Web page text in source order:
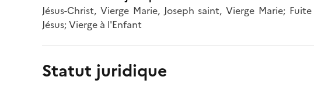
Jésus-Christ, Vierge Marie, Joseph saint, Vierge Marie;
Jésus; Vierge à l'Enfant
Statut juridique